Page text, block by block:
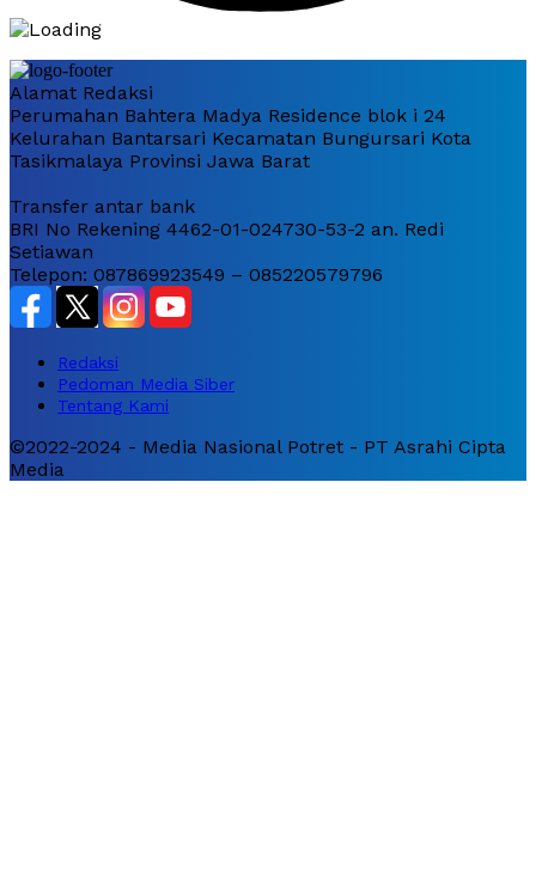
Alamat Redaksi
Perumahan Bahtera Madya Residence blok i 24
Kelurahan Bantarsari Kecamatan Bungursari Kota
Tasikmalaya Provinsi Jawa Barat
Transfer antar bank
BRI No Rekening 4462-01-024730-53-2 an. Redi
Setiawan
Telepon: 087869923549 – 085220579796
Redaksi
Pedoman Media Siber
Tentang Kami
©2022-2024 - Media Nasional Potret - PT Asrahi Cipta
Media